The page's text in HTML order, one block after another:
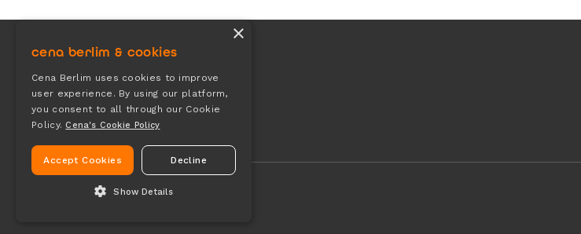
×
cena berlim & cookies
Cena Berlim uses cookies to improve
user experience. By using our platform,
you consent to all through our Cookie
Policy. Cena's Cookie Policy
Accept Cookies Decline
Show Details